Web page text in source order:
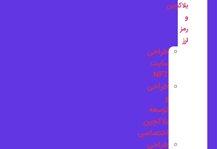
بلاکچین
رمز
ارز
طراحی
سایت
NFT
طراحی
توسعه
بلاکچین
اختصاصی
طراحی